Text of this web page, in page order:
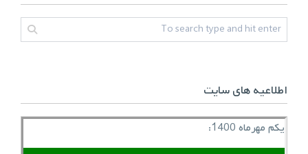
اطلاعیه های سایت
یکم مهرماه 1400: